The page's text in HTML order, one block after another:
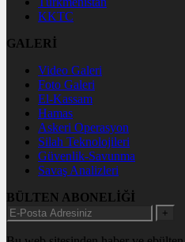
KKTC
GALERİ
Video Galeri
Foto Galeri
El-Kassam
Hamas
Askeri Operasyon
Silah Teknolojileri
Güvenlik-Savunma
Savaş Analizleri
BÜLTEN ABONELİĞİ
+